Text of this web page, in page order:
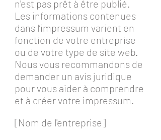
n'est pas prêt à être publié.
Les informations contenues
dans l’impressum varient en
fonction de votre entreprise
ou de votre type de site web.
Nous vous recommandons de
demander un avis juridique
pour vous aider à comprendre
et à créer votre impressum.
[Nom de l'entreprise]